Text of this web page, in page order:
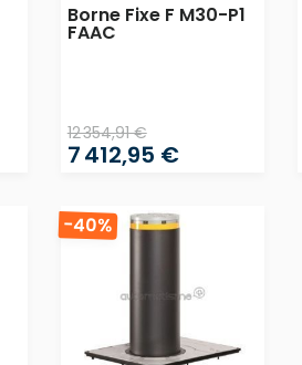
Borne Fixe F M30-P1
FAAC
12 354,91 €
7 412,95 €
-40%